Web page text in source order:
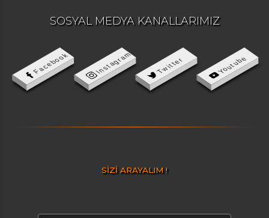
SOSYAL MEDYA KANALLARIMIZ
Facebook Instagram Twitter Youtube
SİZİ ARAYALIM !